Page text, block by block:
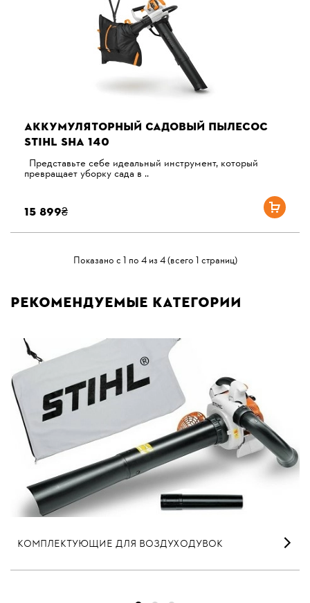
АККУМУЛЯТОРНЫЙ САДОВЫЙ ПЫЛЕСОС
STIHL SHA 140
Представьте себе идеальный инструмент, который
превращает уборку сада в ..
15 899₴
Показано с 1 по 4 из 4 (всего 1 страниц)
Рекомендуемые категории
КОМПЛЕКТУЮЩИЕ ДЛЯ ВОЗДУХОДУВОК